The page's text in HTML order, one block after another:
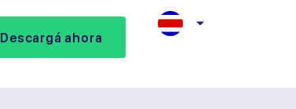
Descargá ahora